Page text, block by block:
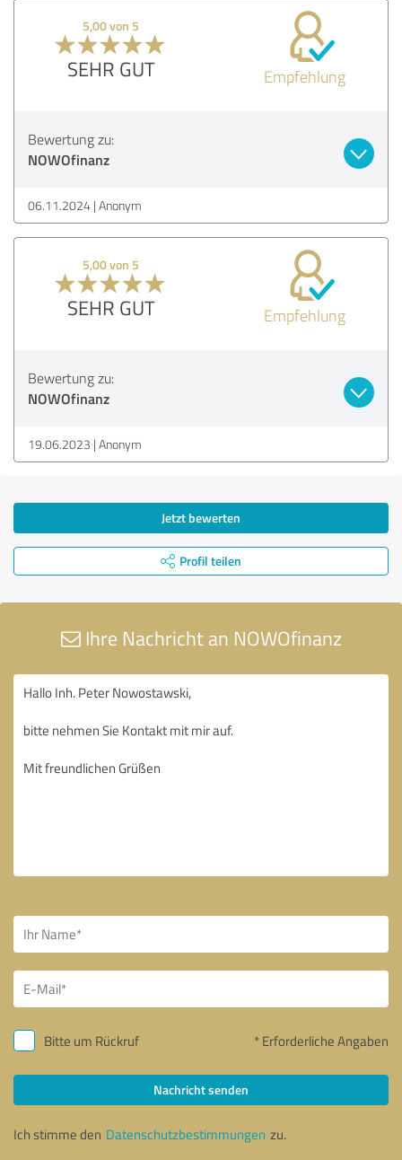
5,00 von 5
SEHR GUT Empfehlung
Bewertung zu:
NOWOfinanz
06.11.2024 Anonym
5,00 von 5
SEHR GUT Empfehlung
Bewertung zu:
NOWOfinanz
19.06.2023 Anonym
Jetzt bewerten
Profil teilen
Ihre Nachricht an NOWOfinanz
Bitte um Rückruf * Erforderliche Angaben
Nachricht senden
Ich stimme den Datenschutzbestimmungen zu.